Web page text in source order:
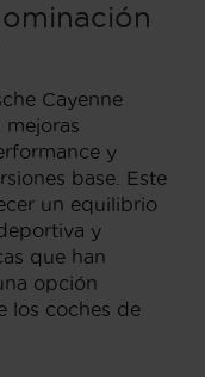
Cayenne
y
base. Este
un equilibrio
y
que han
opción
los coches de